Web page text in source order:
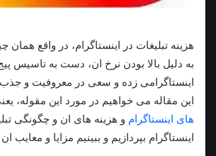
هزینه تبلیغات در اینستاگرام، در واقع
به دلیل بالا بودن نرخ ان، دست به تاسیس
اینستاگرامی زده و سعی در معروفیت و جذب
این مقاله می خواهیم در مورد این مقوله،
های اینستاگرام و هزینه های ان و چگونگی
اینستاگرام بپردازیم و ببینیم مزایا و معایب